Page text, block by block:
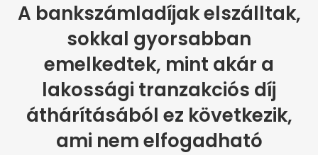
A bankszámladíjak elszálltak,
sokkal gyorsabban
emelkedtek, mint akár a
lakossági tranzakciós díj
áthárításából ez következik,
ami nem elfogadható